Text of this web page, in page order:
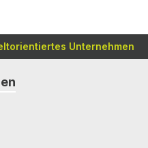
Unternehmen